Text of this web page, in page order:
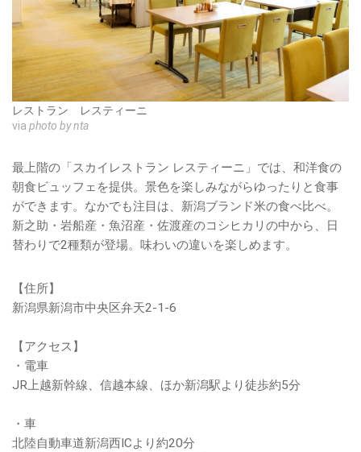
レストラン レスティーニ
via photo by nta
最上階の「スカイレストラン レスティーニ」では、和洋食の
朝食ビュッフェを提供。景色を楽しみながらゆったりと食事
ができます。なかでも注目は、新潟ブランド米の食べ比べ。
新之助・岩船産・魚沼産・佐渡産のコシヒカリの中から、日
替わりで2種類が登場。味わいの違いを楽しめます。
【住所】
新潟県新潟市中央区弁天2-1-6
【アクセス】
・電車
JR上越新幹線、信越本線、ほか新潟駅より徒歩約5分
・車
北陸自動車道新潟西ICより約20分